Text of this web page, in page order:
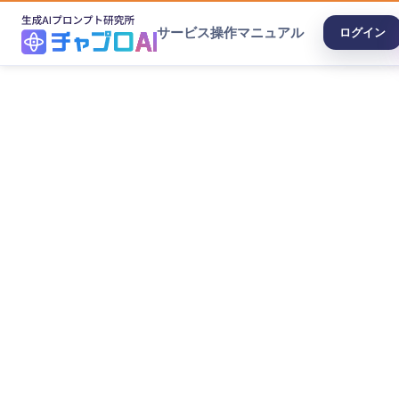
サービス操作マニュアル ログイン